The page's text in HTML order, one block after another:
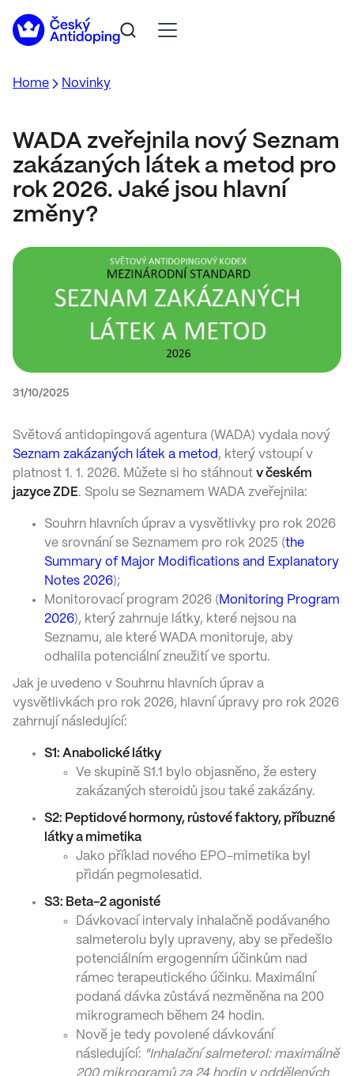
Home Novinky
WADA zveřejnila nový Seznam
zakázaných látek a metod pro
rok 2026. Jaké jsou hlavní
změny?
31/10/2025
Světová antidopingová agentura (WADA) vydala nový
Seznam zakázaných látek a metod , který vstoupí v
platnost 1. 1. 2026. Můžete si ho stáhnout v českém
jazyce ZDE. Spolu se Seznamem WADA zveřejnila:
Souhrn hlavních úprav a vysvětlivky pro rok 2026
ve srovnání se Seznamem pro rok 2025 (the
Summary of Major Modifications and Explanatory
Notes 2026);
Monitorovací program 2026 ( Monitoring Program
2026), který zahrnuje látky, které nejsou na
Seznamu, ale které WADA monitoruje, aby
odhalila potenciální zneužití ve sportu.
Jak je uvedeno v Souhrnu hlavních úprav a
vysvětlivkách pro rok 2026, hlavní úpravy pro rok 2026
zahrnují následující:
S1: Anabolické látky
Ve skupině S1.1 bylo objasněno, že estery
zakázaných steroidů jsou také zakázány.
S2: Peptidové hormony, růstové faktory, příbuzné
látky a mimetika
Jako příklad nového EPO-mimetika byl
přidán pegmolesatid.
S3: Beta-2 agonisté
Dávkovací intervaly inhalačně podávaného
salmeterolu byly upraveny, aby se předešlo
potenciálním ergogenním účinkům nad
rámec terapeutického účinku. Maximální
podaná dávka zůstává nezměněna na 200
mikrogramech během 24 hodin.
Nově je tedy povolené dávkování
následující: "Inhalační salmeterol: maximálně
200 mikrogramů za 24 hodin v oddělených